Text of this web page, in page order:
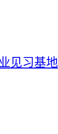
见习基地